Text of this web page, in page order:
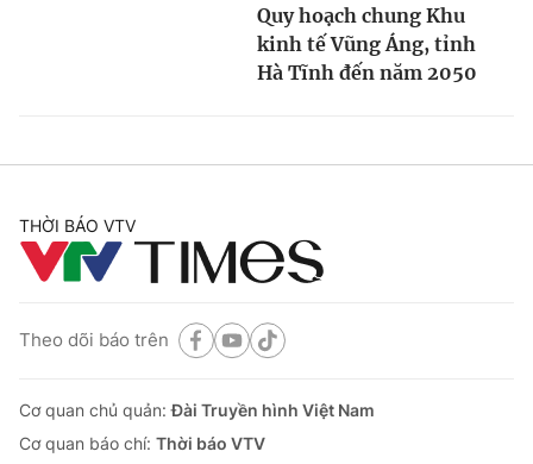
Quy hoạch chung Khu
kinh tế Vũng Áng, tỉnh
Hà Tĩnh đến năm 2050
THỜI BÁO VTV
Theo dõi báo trên
Cơ quan chủ quản:Đài Truyền hình Việt Nam
Cơ quan báo chí: Thời báo VTV